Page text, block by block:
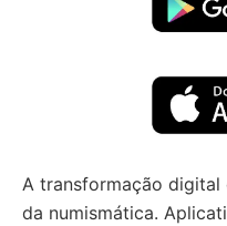
A transformação digital
da numismática.